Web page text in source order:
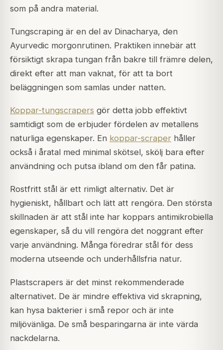
som på andra material.
Tungscraping är en del av Dinacharya, den
Ayurvedic morgonrutinen. Praktiken innebär att
försiktigt skrapa tungan från bakre till främre delen,
direkt efter att man vaknat, för att ta bort
beläggningen som samlas under natten.
Koppar-tungscrapers gör detta jobb effektivt
samtidigt som de erbjuder fördelen av metallens
naturliga egenskaper. En koppar-scraper håller
också i åratal med minimal skötsel, skölj bara efter
användning och putsa ibland om den får patina.
Rostfritt stål är ett rimligt alternativ. Det är
hygieniskt, hållbart och lätt att rengöra. Den största
skillnaden är att stål inte har koppars antimikrobiella
egenskaper, så du vill rengöra det noggrant efter
varje användning. Många föredrar stål för dess
moderna utseende och underhållsfria natur.
Plastscrapers är det minst rekommenderade
alternativet. De är mindre effektiva vid skrapning,
kan hysa bakterier i små repor och är inte
miljövänliga. De små besparingarna är inte värda
nackdelarna.